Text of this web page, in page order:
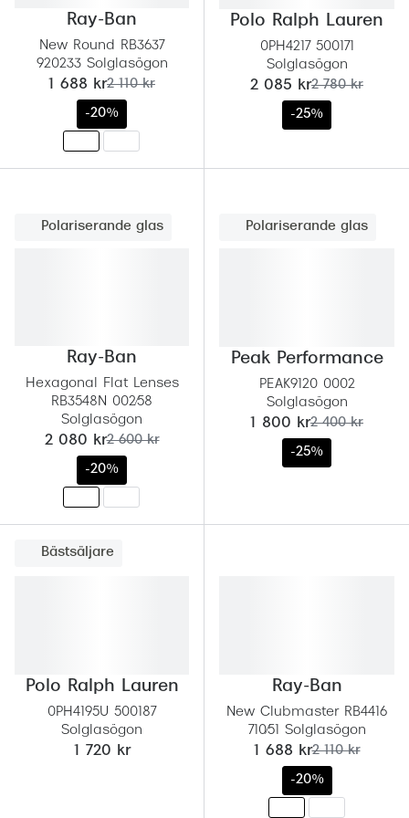
Ray-Ban
New Round RB3637
920233 Solglasögon
nu:
1 688 krtidigare pris:
2 110 kr
-20%
Polo Ralph Lauren
0PH4217 500171
Solglasögon
nu:
2 085 krtidigare pris:
2 780 kr
-25%
Polariserande glas
Ray-Ban
Hexagonal Flat Lenses
RB3548N 002/58
Solglasögon
nu:
2 080 krtidigare pris:
2 600 kr
-20%
Polariserande glas
Peak Performance
PEAK9120 0002
Solglasögon
nu:
1 800 krtidigare pris:
2 400 kr
-25%
Bästsäljare
Polo Ralph Lauren
0PH4195U 500187
Solglasögon
1 720 kr
Ray-Ban
New Clubmaster RB4416
710/51 Solglasögon
nu:
1 688 krtidigare pris:
2 110 kr
-20%